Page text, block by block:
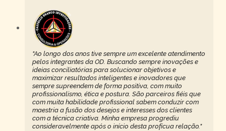
"Ao longo dos anos tive sempre um excelente atendimento
pelos integrantes da OD. Buscando sempre inovações e
ideias conciliatórias para solucionar objetivos e
maximizar resultados inteligentes e inovadores que
sempre supreendem de forma positiva, com muito
profissionalismo, ética e postura. São parceiros fiéis que
com muita habilidade profissional sabem conduzir com
maestria a fusão dos desejos e interesses dos clientes
com a técnica criativa. Minha empresa progrediu
consideravelmente após o início desta profícua relação."